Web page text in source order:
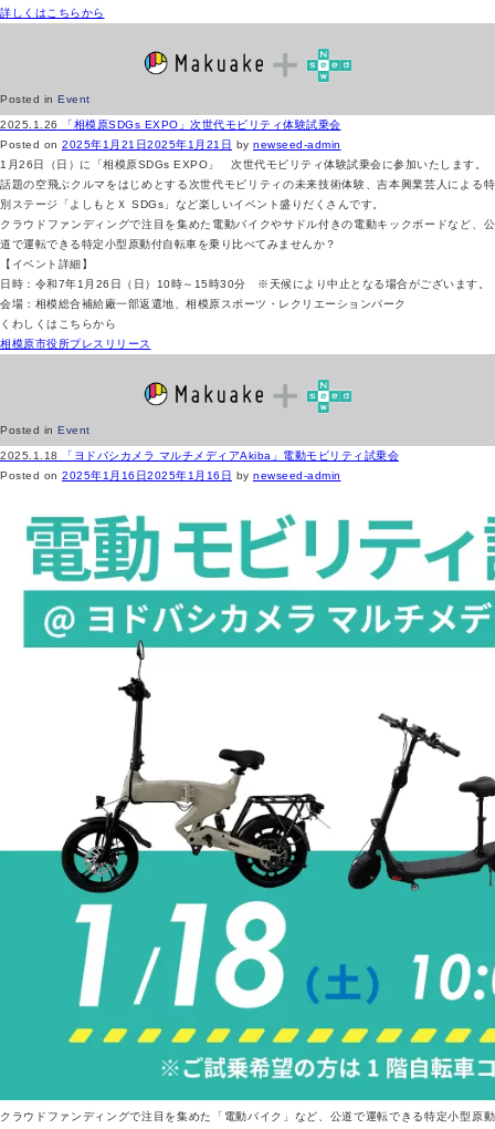
詳しくはこちらから
Posted in Event
2025.1.26
「相模原SDGs EXPO」次世代モビリティ体験試乗会
Posted on 2025年1月21日2025年1月21日 by newseed-admin
1月26日（日）に「相模原SDGs EXPO」 次世代モビリティ体験試乗会に参加いたします。
話題の空飛ぶクルマをはじめとする次世代モビリティの未来技術体験、吉本興業芸人による特
別ステージ「よしもとＸ SDGs」など楽しいイベント盛りだくさんです。
クラウドファンディングで注目を集めた電動バイクやサドル付きの電動キックボードなど、公
道で運転できる特定小型原動付自転車を乗り比べてみませんか？
【イベント詳細】
日時：令和7年1月26日（日）10時～15時30分 ※天候により中止となる場合がございます。
会場：相模総合補給廠一部返還地、相模原スポーツ・レクリエーションパーク
くわしくはこちらから
相模原市役所プレスリリース
Posted in Event
2025.1.18
「ヨドバシカメラ マルチメディアAkiba」電動モビリティ試乗会
Posted on 2025年1月16日2025年1月16日 by newseed-admin
クラウドファンディングで注目を集めた「電動バイク」など、公道で運転できる特定小型原動